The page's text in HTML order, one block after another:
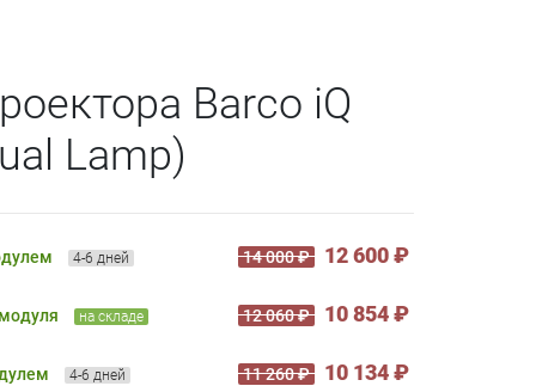
Barco iQ
Lamp)
4-6 дней 14 000 ₽ 12 600 ₽
на складе 12 060 ₽ 10 854 ₽
4-6 дней 11 260 ₽ 10 134 ₽